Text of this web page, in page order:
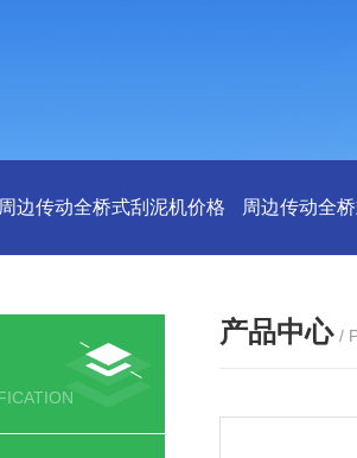
周边传动全桥式刮泥机价格 周边传动全
产品中心 /